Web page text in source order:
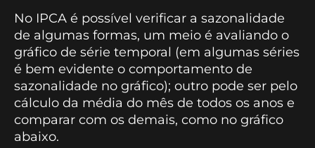
No IPCA é possível verificar a sazonalidade
de algumas formas, um meio é avaliando o
gráfico de série temporal (em algumas séries
é bem evidente o comportamento de
sazonalidade no gráfico); outro pode ser pelo
cálculo da média do mês de todos os anos e
comparar com os demais, como no gráfico
abaixo.